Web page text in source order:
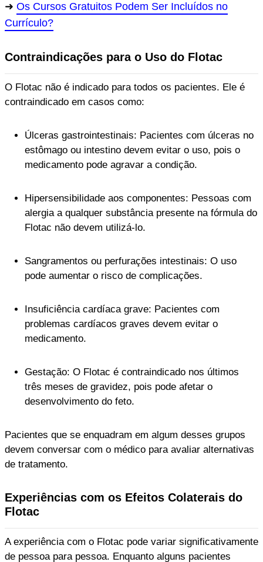
Os Cursos Gratuitos Podem Ser Incluídos no
Currículo?
Contraindicações para o Uso do Flotac
O Flotac não é indicado para todos os pacientes. Ele é
contraindicado em casos como:
Úlceras gastrointestinais: Pacientes com úlceras no
estômago ou intestino devem evitar o uso, pois o
medicamento pode agravar a condição.
Hipersensibilidade aos componentes: Pessoas com
alergia a qualquer substância presente na fórmula do
Flotac não devem utilizá-lo.
Sangramentos ou perfurações intestinais: O uso
pode aumentar o risco de complicações.
Insuficiência cardíaca grave: Pacientes com
problemas cardíacos graves devem evitar o
medicamento.
Gestação: O Flotac é contraindicado nos últimos
três meses de gravidez, pois pode afetar o
desenvolvimento do feto.
Pacientes que se enquadram em algum desses grupos
devem conversar com o médico para avaliar alternativas
de tratamento.
Experiências com os Efeitos Colaterais do
Flotac
A experiência com o Flotac pode variar significativamente
de pessoa para pessoa. Enquanto alguns pacientes